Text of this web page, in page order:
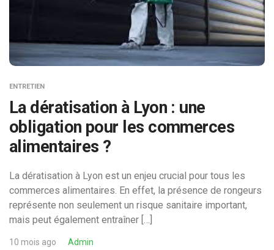
ENTRETIEN
La dératisation à Lyon : une
obligation pour les commerces
alimentaires ?
La dératisation à Lyon est un enjeu crucial pour tous les
commerces alimentaires. En effet, la présence de rongeurs
représente non seulement un risque sanitaire important,
mais peut également entraîner […]
10 mois ago Admin